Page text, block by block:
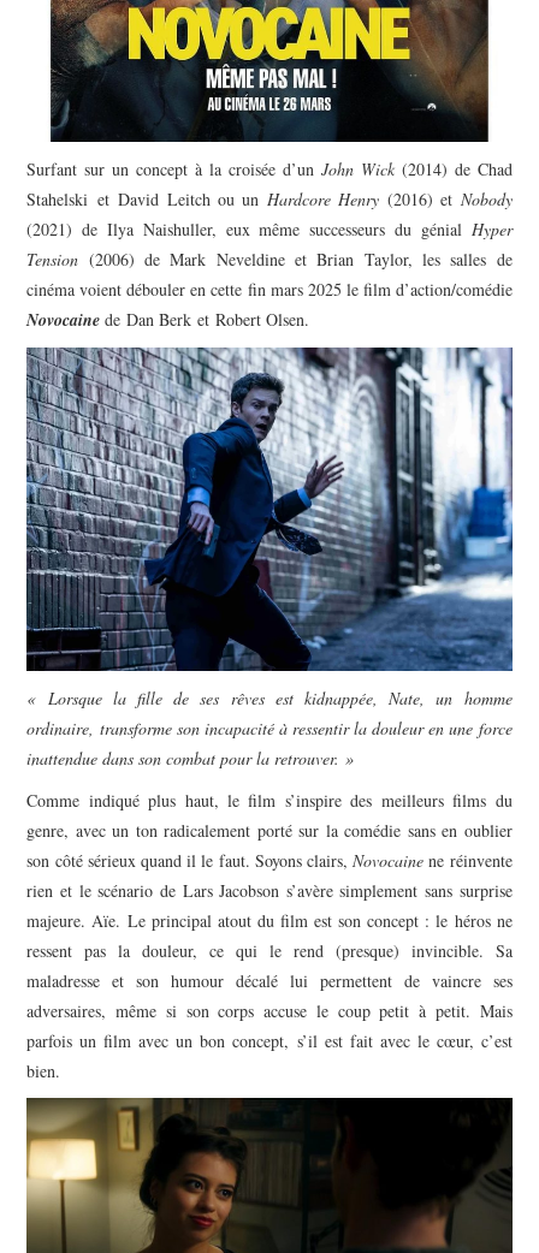
Surfant sur un concept à la croisée d’un John Wick(2014) de Chad
Stahelski et David Leitch ou un Hardcore Henry (2016) et Nobody
(2021) de Ilya Naishuller, eux même successeurs du génial Hyper
Tension (2006) de Mark Neveldine et Brian Taylor, les salles de
cinéma voient débouler en cette fin mars 2025 le film d’action/comédie
Novocaine de Dan Berk et Robert Olsen.
« Lorsque la fille de ses rêves est kidnappée, Nate, un homme
ordinaire, transforme son incapacité à ressentir la douleur en une force
inattendue dans son combat pour la retrouver. »
Comme indiqué plus haut, le film s’inspire des meilleurs films du
genre, avec un ton radicalement porté sur la comédie sans en oublier
son côté sérieux quand il le faut. Soyons clairs,Novocaine ne réinvente
rien et le scénario de Lars Jacobson s’avère simplement sans surprise
majeure. Aïe. Le principal atout du film est son concept : le héros ne
ressent pas la douleur, ce qui le rend (presque) invincible. Sa
maladresse et son humour décalé lui permettent de vaincre ses
adversaires, même si son corps accuse le coup petit à petit. Mais
parfois un film avec un bon concept, s’il est fait avec le cœur, c’est
bien.